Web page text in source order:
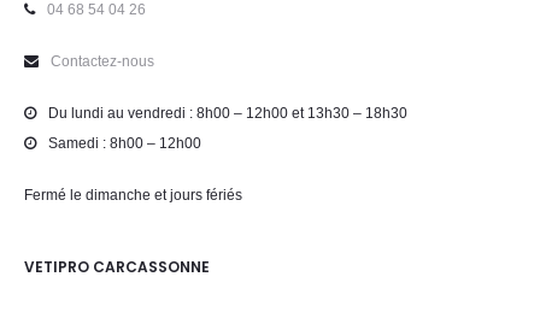
04 68 54 04 26
Contactez-nous
Du lundi au vendredi : 8h00 – 12h00 et 13h30 – 18h30
Samedi : 8h00 – 12h00
Fermé le dimanche et jours fériés
VETIPRO CARCASSONNE